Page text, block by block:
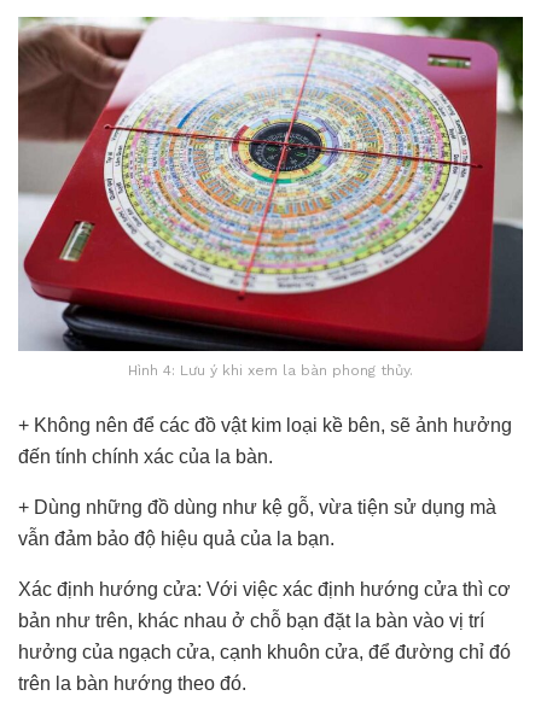
Hình 4: Lưu ý khi xem la bàn phong thủy.
+ Không nên để các đồ vật kim loại kề bên, sẽ ảnh hưởng
đến tính chính xác của la bàn.
+ Dùng những đồ dùng như kệ gỗ, vừa tiện sử dụng mà
vẫn đảm bảo độ hiệu quả của la bạn.
Xác định hướng cửa: Với việc xác định hướng cửa thì cơ
bản như trên, khác nhau ở chỗ bạn đặt la bàn vào vị trí
hưởng của ngạch cửa, cạnh khuôn cửa, để đường chỉ đó
trên la bàn hướng theo đó.